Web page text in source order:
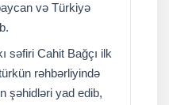
və Türkiyə
səfiri Cahit Bağçı ilk
rəhbərliyində
şəhidləri yad edib,